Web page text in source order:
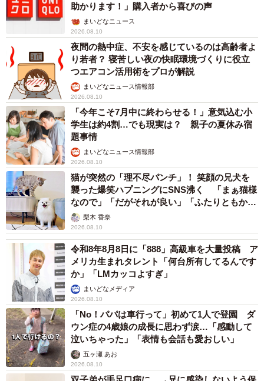
助かります！」購入者から喜びの声
まいどなニュース
2026.08.10
夜間の熱中症、不安を感じているのは高齢者よ
り若者？ 寝苦しい夜の快眠環境づくりに役立
つエアコン活用術をプロが解説
まいどなニュース情報部
2026.08.10
「今年こそ7月中に終わらせる！」意気込む小
学生は約4割…でも現実は？ 親子の夏休み宿
題事情
まいどなニュース情報部
2026.08.10
猫が突然の「理不尽パンチ」！ 笑顔の兄犬を
襲った爆笑ハプニングにSNS沸く 「まぁ猫様
なので」「だがそれが良い」「ふたりともかわ
いいね」
梨木 香奈
2026.08.10
令和8年8月8日に「888」高級車を大量投稿 ア
メリカ生まれタレント「何台所有してるんです
か」「LMカッコよすぎ」
まいどなメディア
2026.08.10
「No！パパは車行って」初めて1人で登園 ダ
ウン症の4歳娘の成長に思わず涙…「感動して
泣いちゃった」「表情も会話も愛おしい」
五ヶ瀬 あお
2026.08.10